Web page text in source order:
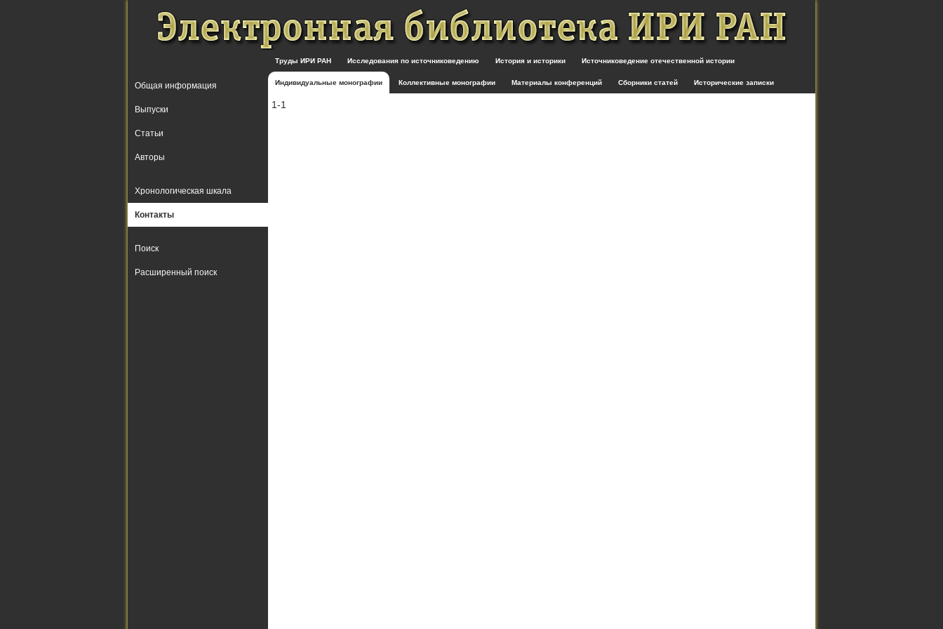
Труды ИРИ РАН Исследования по источниковедению История и историки Источниковедение отечественной истории
Индивидуальные монографии Коллективные монографии Материалы конференций Сборники статей Исторические записки
1-1
Общая информация
Выпуски
Статьи
Авторы
Хронологическая шкала
Контакты
Поиск
Расширенный поиск